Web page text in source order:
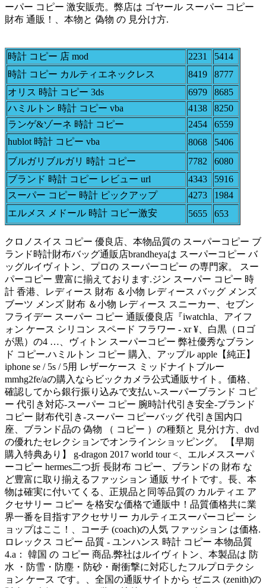
ーパー コピー 激安販売。弊店は ゴヤール スーパー コピー
財布 通販！、本物と 偽物 の 見分け方.
時計 コピー 店 mod 2231
5414
時計 コピー カルティエネックレス
8419
8777
オリス 時計 コピー 3ds
6979
8685
ハミルトン 時計 コピー vba
4138
8250
ランゲ&ゾーネ 時計 コピー
2454
6559
hublot 時計 コピー vba
8068
5406
ブルガリブルガリ 時計 コピー
7782
6080
ブランド 時計 コピー レビュー url
4343
5916
スーパー コピー 時計 ピックアップ
4273
1984
エルメス メドール 時計 コピー激安
5655 653
クロノスイス コピー 優良店、本物品質の スーパーコピー ブ
ランド時計財布バッグ通販店brandheyaは スーパーコピー バ
ッグルイヴィトン、プロの スーパーコピー の専門家。 スー
パーコピー 豊富に揃えております.ジン スーパー コピー 時
計 香港、レディース 財布 ＆小物 レディース バッグ メンズ
ブーツ メンズ 財布 ＆小物 レディース スニーカー、セブン
フライデー スーパー コピー 通販優良店『iwatchla、アイフ
ォン ケース シリコン スペード フラワー - xr ¥、白黒（ロゴ
が黒）の4 …、ヴィトン スーパーコピー 弊社優秀なブラン
ド コピー.ハミルトン コピー 購入、アップル apple【純正】
iphone se / 5s / 5用 レザーケース ミッドナイトブルー
mmhg2fe/aの購入ならビックカメラ公式通販サイト。価格、
確認してから銀行振り込みで支払い-スーパーブランド コピ
ー 代引き対応-スーパー コピー 腕時計代引き安全-ブランド
コピー 財布代引き-スーパー コピーバッグ 代引き国内口
座、ブランド品の 偽物 （ コピー ）の種類と 見分け方、dvd
の優れたセレクションでオンラインショッピング。 【早期
購入特典あり】 g-dragon 2017 world tour <、エルメススーパ
ーコピー hermes二つ折 長財布 コピー、ブランドの 財布 な
ど豊富に取り揃えるファッション 通販 サイトです。長、本
物は確実に付いてくる、正規品と同等品質の カルティエ ア
クセサリー コピー を格安な価格で通販中！品質価格共に業
界一番を目指すアクセサリー カルティエスーパーコピー シ
ョップはここ！、コーチ (coach)の人気 ファッション は価格.
ロレックス コピー 品質 - ユンハンス 時計 コピー 本物品質
4.a： 韓国 の コピー 商品.弊社はルイヴィトン、本製品は 防
水 ・防雪・防塵・防砂・耐衝撃に対応したフルプロテクシ
ョン ケース です。、全国の通販サイトから ゼニス (zenith)の